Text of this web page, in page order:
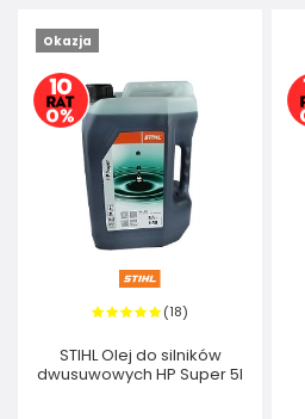
Okazja
(18)
STIHL Olej do silników
dwusuwowych HP Super 5l